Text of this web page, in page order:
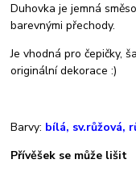
Duhovka je jemná
barevnými přechody.
Je vhodná pro čepičky,
originální dekorace :)
Barvy: bílá, sv.růžová,
Přívěšek se může lišit